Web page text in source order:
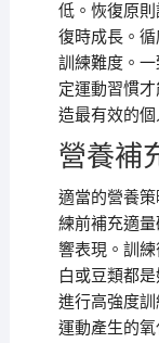
低。恢復原
復時成長。
訓練難度。
定運動習慣
造最有效的個
營養補
適當的營養
練前補充適
響表現。訓
白或豆類都
進行高強度
運動產生的